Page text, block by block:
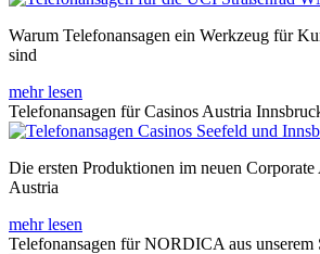
Warum Telefonansagen ein Werkzeug für
sind
mehr lesen
Telefonansagen für Casinos Austria
Die ersten Produktionen im neuen
Austria
mehr lesen
Telefonansagen für NORDICA aus unserem